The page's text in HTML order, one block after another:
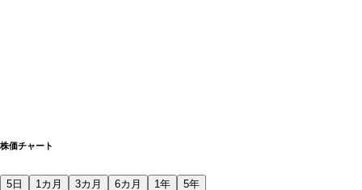
株価チャート
5日 1カ月 3カ月 6カ月 1年 5年